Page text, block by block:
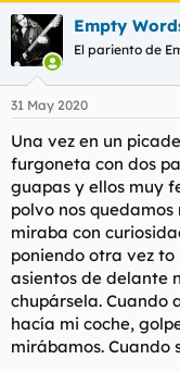
a
c
c
i
e
:
Empty
El pariento de
31 May 2020
Una vez en un
furgoneta con dos
guapas y ellos muy
polvo nos
miraba con
poniendo otra vez to
asientos de delante
chupársela. Cuando
hacía mi coche,
mirábamos. Cuando